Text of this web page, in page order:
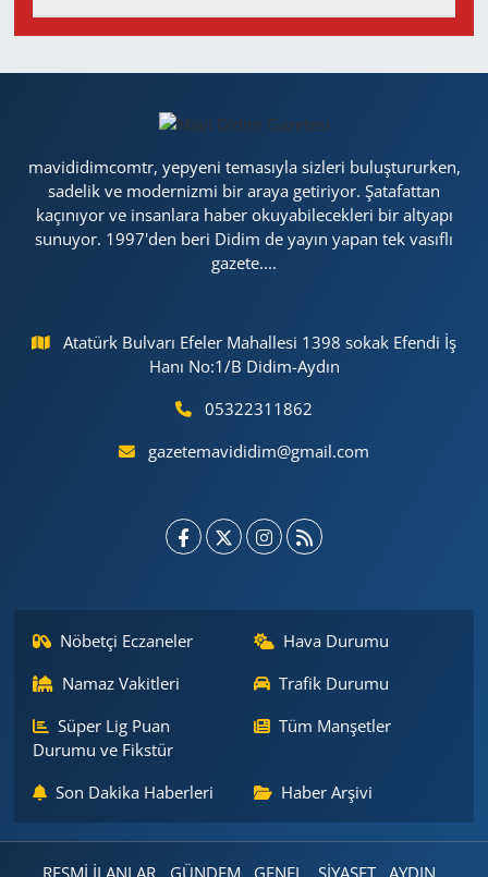
mavididimcomtr, yepyeni temasıyla sizleri buluştururken,
sadelik ve modernizmi bir araya getiriyor. Şatafattan
kaçınıyor ve insanlara haber okuyabilecekleri bir altyapı
sunuyor. 1997'den beri Didim de yayın yapan tek vasıflı
gazete....
Atatürk Bulvarı Efeler Mahallesi 1398 sokak Efendi İş
Hanı No:1/B Didim-Aydın
05322311862
gazetemavididim@gmail.com
Nöbetçi Eczaneler
Hava Durumu
Namaz Vakitleri
Trafik Durumu
Süper Lig Puan
Durumu ve Fikstür
Tüm Manşetler
Son Dakika Haberleri Haber Arşivi